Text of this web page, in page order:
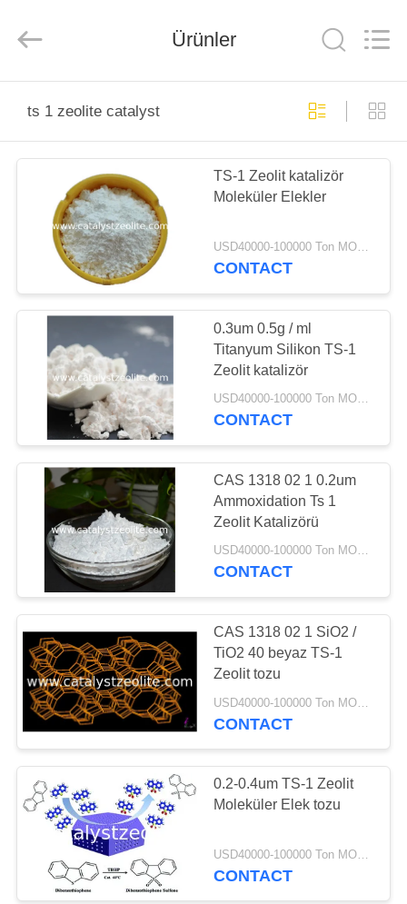
ÜRÜNLER
HAKKIMIZDA
FABRIKA
TURU
KALITE
KONTROL
BIZE
ULAŞIN
HABERLER
VAKALAR
SITE
HARITASI
PRIVACY
POLICY
Rights
Ürünler
ts 1 zeolite catalyst
TS-1 Zeolit ​​katalizör
Moleküler Elekler
USD40000-100000 Ton MOQ:1 kg
CONTACT
0.3um 0.5g / ml
Titanyum Silikon TS-1
Zeolit ​​katalizör
USD40000-100000 Ton MOQ:1 kg
CONTACT
CAS 1318 02 1 0.2um
Ammoxidation Ts 1
Zeolit ​​Katalizörü
USD40000-100000 Ton MOQ:1 kg
CONTACT
CAS 1318 02 1 SiO2 /
TiO2 40 beyaz TS-1
Zeolit ​​tozu
CONTACT
0.2-0.4um TS-1 Zeolit ​​
Moleküler Elek tozu
USD40000-100000 Ton MOQ:1 kg
CONTACT